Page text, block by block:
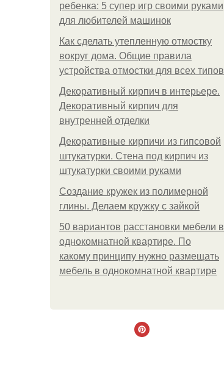
ребенка: 5 супер игр своими руками
для любителей машинок
Как сделать утепленную отмостку
вокруг дома. Общие правила
устройства отмостки для всех типов
Декоративный кирпич в интерьере.
Декоративный кирпич для
внутренней отделки
Декоративные кирпичи из гипсовой
штукатурки. Стена под кирпич из
штукатурки своими руками
Создание кружек из полимерной
глины. Делаем кружку с зайкой
50 вариантов расстановки мебели в
однокомнатной квартире. По
какому принципу нужно размещать
мебель в однокомнатной квартире